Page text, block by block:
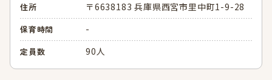
住所
〒6638183 兵庫県西宮市里中町1-9-28
保育時間 -
定員数 90人